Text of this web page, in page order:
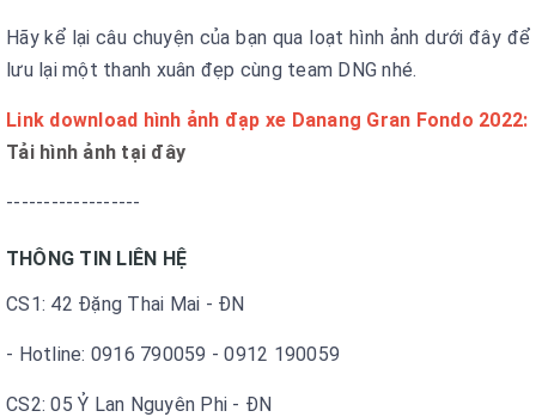
Hãy kể lại câu chuyện của bạn qua loạt hình ảnh dưới đây để
lưu lại một thanh xuân đẹp cùng team DNG nhé.
Link download hình ảnh đạp xe Danang Gran Fondo 2022:
Tải hình ảnh tại đây
------------------
THÔNG TIN LIÊN HỆ
CS1: 42 Đặng Thai Mai - ĐN
- Hotline: 0916 790059 - 0912 190059
CS2: 05 Ỷ Lan Nguyên Phi - ĐN